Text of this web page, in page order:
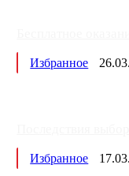
Избранное
Избранное